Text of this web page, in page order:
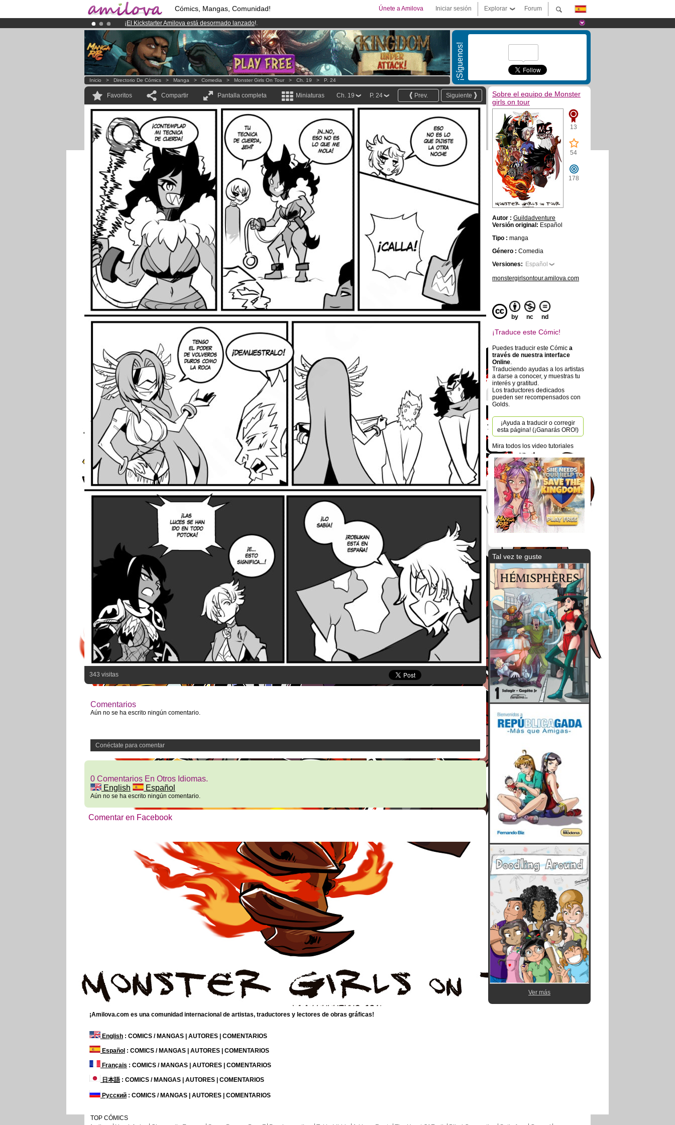
Cómics, Mangas, Comunidad! Forum
Explorar
Iniciar sesión
Únete a Amilova
¡ El Kickstarter Amilova está desormado lanzado!.
¡Conviertete en Premium por3.95 eurosal mes!Hazte Premium ya
¡Ya tenemos 100000miembrosy 1000 Cómics y Mangas!.
¡Síguenos!
Inicio > Directorio De Cómics > Manga > Comedia > Monster Girls On Tour > Ch. 19 > P. 24
Favoritos Compartir Pantalla completa Miniaturas Siguiente
Prev.
P. 24
Ch. 19
343 visitas
Comentarios
Aún no se ha escrito ningún comentario.
Conéctate para comentar
0 Comentarios En Otros Idiomas.
English
Español
Aún no se ha escrito ningún comentario.
Comentar en Facebook
Sobre el equipo de Monster
girls on tour
13
54
178
Autor : Guildadventure
Versión original: Español
Tipo : manga
Género : Comedia
Versiones: Español
monstergirlsontour.amilova.com
by nc nd
¡Traduce este Cómic!
Puedes traducir este Cómic a
través de nuestra interface
Online.
Traduciendo ayudas a los artistas
a darse a conocer, y muestras tu
interés y gratitud.
Los traductores dedicados
pueden ser recompensados con
Golds.
¡Ayuda a traducir o corregir
esta página! (¡Ganarás ORO!)
Mira todos los video tutoriales
Tal vez te guste
Ver más
¡Amilova.com es una comunidad internacional de artistas, traductores y lectores de obras gráficas!
English : COMICS / MANGAS | AUTORES | COMENTARIOS
Español : COMICS / MANGAS | AUTORES | COMENTARIOS
Français : COMICS / MANGAS | AUTORES | COMENTARIOS
日本語: COMICS / MANGAS | AUTORES | COMENTARIOS
Русский : COMICS / MANGAS | AUTORES | COMENTARIOS
TOP CÓMICS